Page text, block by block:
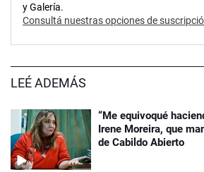
y Galería.
Consultá nuestras opciones de
LEÉ ADEMÁS
“Me equivoqué
Irene Moreira, que
de Cabildo Abierto